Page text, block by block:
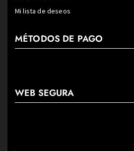
Mi lista de deseos
MÉTODOS DE PAGO
WEB SEGURA